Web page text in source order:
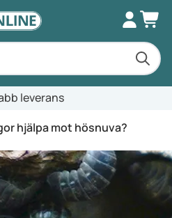
leverans
hjälpa mot hösnuva?